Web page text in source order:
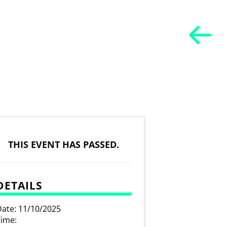
THIS EVENT HAS PASSED.
11/10/2025